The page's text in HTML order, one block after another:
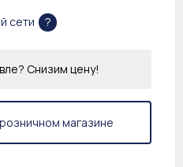
сети ?
Снизим цену!
магазине